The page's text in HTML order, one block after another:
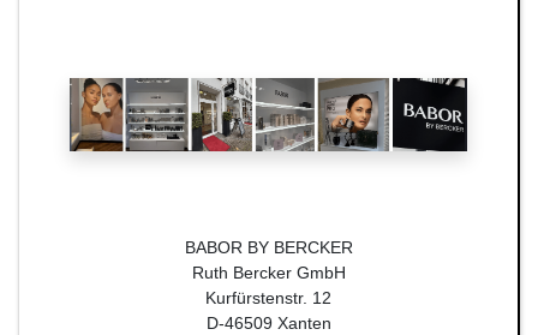
BABOR BY BERCKER
Ruth Bercker GmbH
Kurfürstenstr. 12
D-46509 Xanten